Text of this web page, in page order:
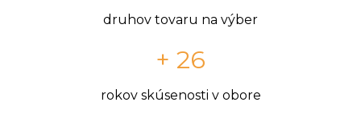
druhov tovaru na výber
+ 26
rokov skúsenosti v obore